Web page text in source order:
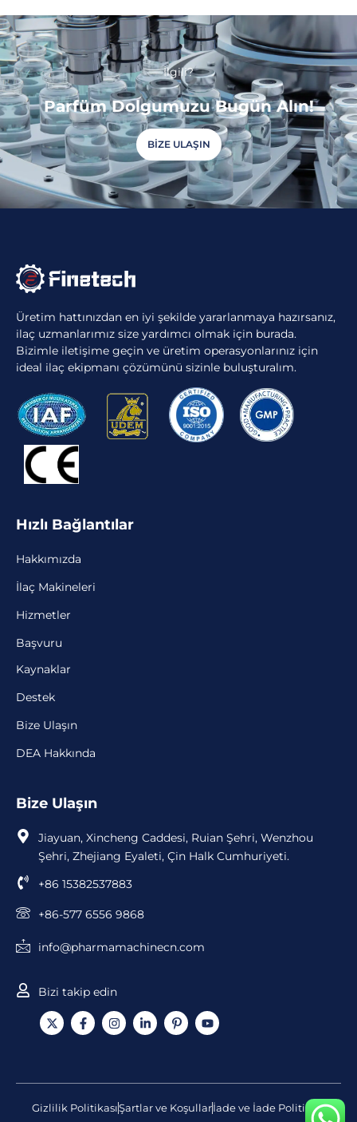
İlgili?
Parfüm Dolgumuzu Bugün Alın!
BIZE ULAŞIN
Üretim hattınızdan en iyi şekilde yararlanmaya hazırsanız,
ilaç uzmanlarımız size yardımcı olmak için burada.
Bizimle iletişime geçin ve üretim operasyonlarınız için
ideal ilaç ekipmanı çözümünü sizinle buluşturalım.
Hızlı Bağlantılar
Hakkımızda
İlaç Makineleri
Hizmetler
Başvuru
Kaynaklar
Destek
Bize Ulaşın
DEA Hakkında
Bize Ulaşın
Jiayuan, Xincheng Caddesi, Ruian Şehri, Wenzhou
Şehri, Zhejiang Eyaleti, Çin Halk Cumhuriyeti.
+86 15382537883
+86-577 6556 9868
info@pharmamachinecn.com
Bizi takip edin
X
-
t
e
F
a
o
k
I
n
g
a
m
L
i
d
n
S
i
-
i
Y
o
b
Gizlilik PolitikasıŞartlar ve Koşullarİade ve İade Politikası